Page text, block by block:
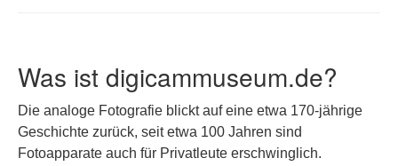
Was ist digicammuseum.de?
Die analoge Fotografie blickt auf eine etwa 170-jährige
Geschichte zurück, seit etwa 100 Jahren sind
Fotoapparate auch für Privatleute erschwinglich.